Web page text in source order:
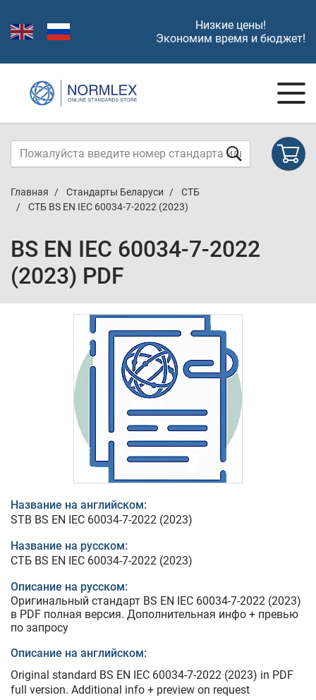
Низкие цены!
Экономим время и бюджет!
Главная Стандарты Беларуси
СТБ
СТБ BS EN IEC 60034-7-2022 (2023)
BS EN IEC 60034-7-2022
(2023) PDF
Название на английском:
STB BS EN IEC 60034-7-2022 (2023)
Название на русском:
СТБ BS EN IEC 60034-7-2022 (2023)
Описание на русском:
Оригинальный стандарт BS EN IEC 60034-7-2022 (2023)
в PDF полная версия. Дополнительная инфо + превью
по запросу
Описание на английском:
Original standard BS EN IEC 60034-7-2022 (2023) in PDF
full version. Additional info + preview on request